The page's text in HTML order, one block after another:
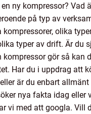
ny kompressor? Vad
på typ av
olika
typer av drift. Är du
gör så kan
Har du i uppdrag att
är du enbart allmänt
nya fakta idag eller
vi med att googla. Vill